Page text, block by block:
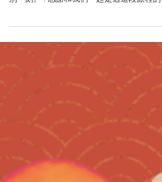
機會在另一個時空有另一場快樂的綠色實驗
. 𧫴此再三感謝 #領展可持續未來館 贊助及全
力支持。 . #書送快樂 團隊會在我們恆常營運
的社區空間「蒲書館」與大家再續書緣。 .
在社交平台追蹤和分享我們的動向和活動，
的支持是對專注推動看書及綠色生活的民間
館 社區書店 ‧ 活動空間 ‧ 社區轉贈計劃基地
九龍新蒲崗雙喜街17號富德工業大廈19樓A
| 週四至日1-6pm . ———————— 關於
「書送快樂」 書送快樂 (IR No 91/10408) 是
府註冊慈善團體，成立於2009年，16年來，